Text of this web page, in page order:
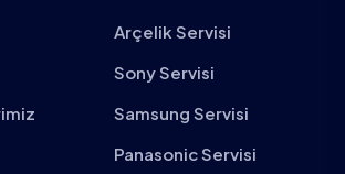
Arçelik Servisi
Sony Servisi
Samsung Servisi
Panasonic Servisi